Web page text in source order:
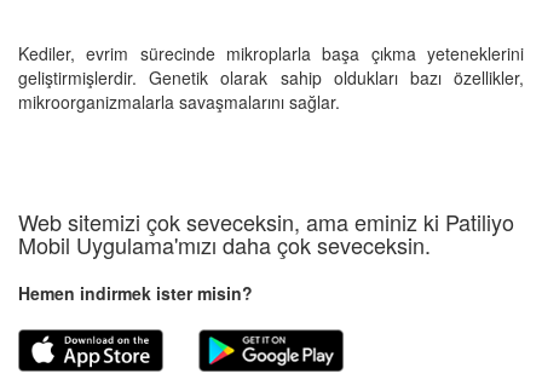
Kediler, evrim sürecinde mikroplarla başa çıkma yeteneklerini
geliştirmişlerdir. Genetik olarak sahip oldukları bazı özellikler,
mikroorganizmalarla savaşmalarını sağlar.
Web sitemizi çok seveceksin, ama eminiz ki Patiliyo
Mobil Uygulama'mızı daha çok seveceksin.
Hemen indirmek ister misin?